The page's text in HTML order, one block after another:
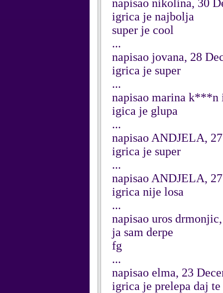
napisao nikolina, 30
igrica je najbolja
super je cool
...
napisao jovana, 28
igrica je super
...
napisao marina k***n
igica je glupa
...
napisao ANDJELA,
igrica je super
...
napisao ANDJELA,
igrica nije losa
...
napisao uros
ja sam derpe
fg
...
napisao elma, 23
igrica je prelepa daj